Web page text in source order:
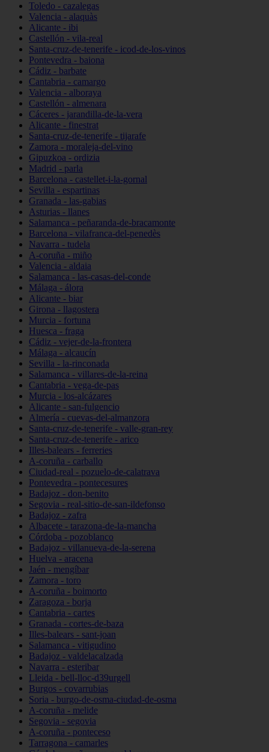
Toledo - cazalegas
Valencia - alaquàs
Alicante - ibi
Castellón - vila-real
Santa-cruz-de-tenerife - icod-de-los-vinos
Pontevedra - baiona
Cádiz - barbate
Cantabria - camargo
Valencia - alboraya
Castellón - almenara
Cáceres - jarandilla-de-la-vera
Alicante - finestrat
Santa-cruz-de-tenerife - tijarafe
Zamora - moraleja-del-vino
Gipuzkoa - ordizia
Madrid - parla
Barcelona - castellet-i-la-gornal
Sevilla - espartinas
Granada - las-gabias
Asturias - llanes
Salamanca - peñaranda-de-bracamonte
Barcelona - vilafranca-del-penedès
Navarra - tudela
A-coruña - miño
Valencia - aldaia
Salamanca - las-casas-del-conde
Málaga - álora
Alicante - biar
Girona - llagostera
Murcia - fortuna
Huesca - fraga
Cádiz - vejer-de-la-frontera
Málaga - alcaucín
Sevilla - la-rinconada
Salamanca - villares-de-la-reina
Cantabria - vega-de-pas
Murcia - los-alcázares
Alicante - san-fulgencio
Almería - cuevas-del-almanzora
Santa-cruz-de-tenerife - valle-gran-rey
Santa-cruz-de-tenerife - arico
Illes-balears - ferreries
A-coruña - carballo
Ciudad-real - pozuelo-de-calatrava
Pontevedra - pontecesures
Badajoz - don-benito
Segovia - real-sitio-de-san-ildefonso
Badajoz - zafra
Albacete - tarazona-de-la-mancha
Córdoba - pozoblanco
Badajoz - villanueva-de-la-serena
Huelva - aracena
Jaén - mengíbar
Zamora - toro
A-coruña - boimorto
Zaragoza - borja
Cantabria - cartes
Granada - cortes-de-baza
Illes-balears - sant-joan
Salamanca - vitigudino
Badajoz - valdelacalzada
Navarra - esteribar
Lleida - bell-lloc-d39urgell
Burgos - covarrubias
Soria - burgo-de-osma-ciudad-de-osma
A-coruña - melide
Segovia - segovia
A-coruña - ponteceso
Tarragona - camarles